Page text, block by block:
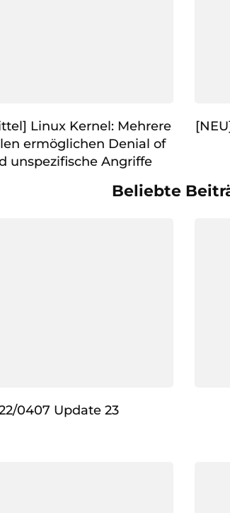
Linux Kernel: Mehrere
ermöglichen Denial of
unspezifische Angriffe
Beliebte
0407 Update 23